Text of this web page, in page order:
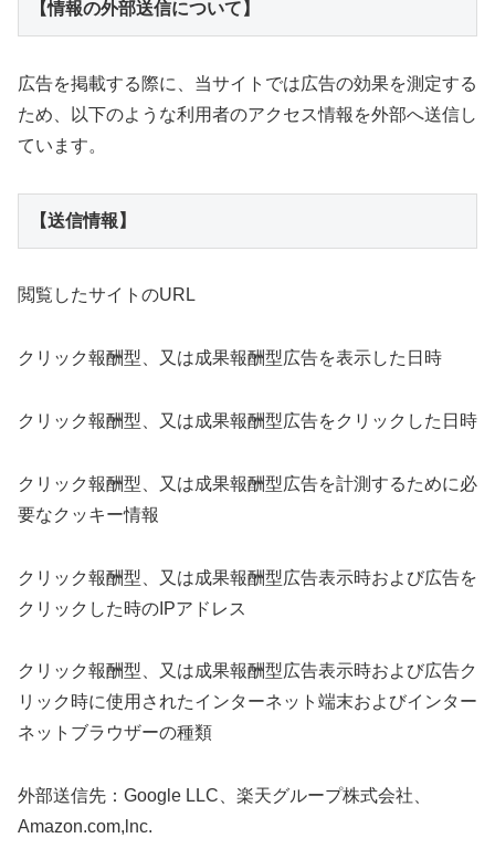
【情報の外部送信について】
広告を掲載する際に、当サイトでは広告の効果を測定する
ため、以下のような利用者のアクセス情報を外部へ送信し
ています。
【送信情報】
閲覧したサイトのURL
クリック報酬型、又は成果報酬型広告を表示した日時
クリック報酬型、又は成果報酬型広告をクリックした日時
クリック報酬型、又は成果報酬型広告を計測するために必
要なクッキー情報
クリック報酬型、又は成果報酬型広告表示時および広告を
クリックした時のIPアドレス
クリック報酬型、又は成果報酬型広告表示時および広告ク
リック時に使用されたインターネット端末およびインター
ネットブラウザーの種類
外部送信先：Google LLC、楽天グループ株式会社、
Amazon.com,lnc.